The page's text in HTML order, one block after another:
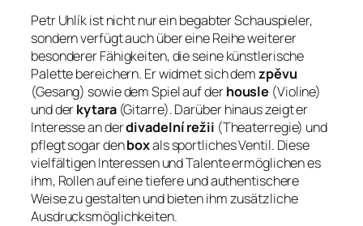
Petr Uhlík ist nicht nur ein begabter Schauspieler,
sondern verfügt auch über eine Reihe weiterer
besonderer Fähigkeiten, die seine künstlerische
Palette bereichern. Er widmet sich demzpěvu
(Gesang) sowie dem Spiel auf derhousle (Violine)
und derkytara(Gitarre). Darüber hinaus zeigt er
Interesse an derdivadelní režii (Theaterregie) und
pflegt sogar denboxals sportliches Ventil. Diese
vielfältigen Interessen und Talente ermöglichen es
ihm, Rollen auf eine tiefere und authentischere
Weise zu gestalten und bieten ihm zusätzliche
Ausdrucksmöglichkeiten.